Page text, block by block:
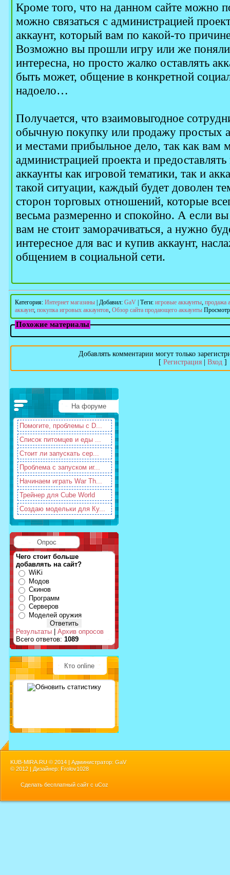
Кроме того, что на данном сайте можно
можно связаться с администрацией
аккаунт, который вам по какой-то
Возможно вы прошли игру или же
интересна, но просто жалко оставлять
быть может, общение в конкретной
надоело…
Получается, что взаимовыгодное
обычную покупку или продажу простых
и местами прибыльное дело, так как вам
администрацией проекта и
аккаунты как игровой тематики, так и
такой ситуации, каждый будет доволен
сторон торговых отношений, которые
весьма размеренно и спокойно. А если
вам не стоит заморачиваться, а нужно
интересное для вас и купив аккаунт,
общением в социальной сети.
Категория: Интернет магазины Добавил: GaV Теги: игровые аккаунты, продажа
аккаунт, покупка игровых аккаунтов, Обзор сайта продающего аккаунты
Похожие материалы
Добавлять комментарии могут только
[ Регистрация| Вход]
На форуме
Помогите, проблемы с D...
Список питомцев и еды ...
Стоит ли запускать сер...
Проблема с запуском иг...
Начинаем играть War Th...
Трейнер для Cube World
Создаю модельки для Ку...
Опрос
Чего стоит больше
добавлять на сайт?
WiKi
Модов
Скинов
Программ
Серверов
Моделей оружия
Результаты
Архив опросов
Всего ответов: 1089
Кто online
KUB-MIRA.RU © 2014 | Администратор: GaV
© 2012 | Дизайнер: Frolov1028
Сделать бесплатный сайт с uCoz